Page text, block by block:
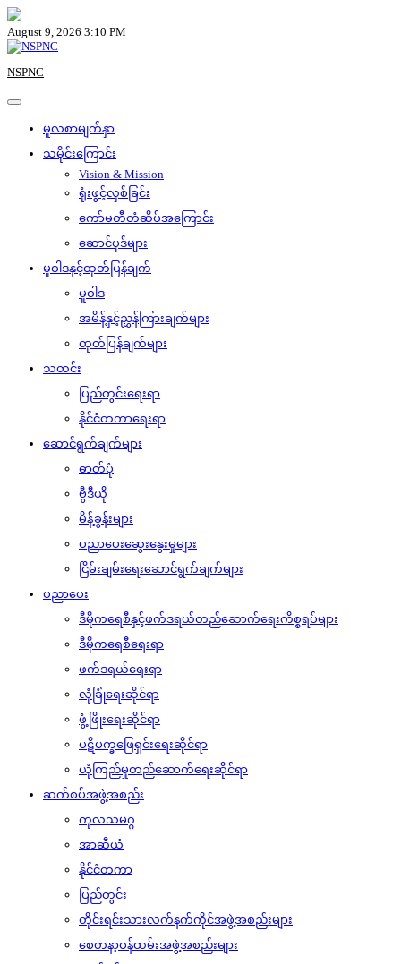
Skip
to
content
August 9, 2026 3:10 PM
NSPNC
မူလစာမျက်နှာ
သမိုင်းကြောင်း
Vision & Mission
ရုံးဖွင့်လှစ်ခြင်း
ကော်မတီတံဆိပ်အကြောင်း
ဆောင်ပုဒ်များ
မူဝါဒနှင့်ထုတ်ပြန်ချက်
မူဝါဒ
အမိန့်နှင့်ညွှန်ကြားချက်များ
ထုတ်ပြန်ချက်များ
သတင်း
ပြည်တွင်းရေးရာ
နိုင်ငံတကာရေးရာ
ဆောင်ရွက်ချက်များ
ဓာတ်ပုံ
ဗွီဒီယို
မိန့်ခွန်းများ
ပညာပေးဆွေးနွေးမှုများ
ငြိမ်းချမ်းရေးဆောင်ရွက်ချက်များ
ပညာပေး
ဒီမိုကရေစီနှင့်ဖက်ဒရယ်တည်ဆောက်‌ရေးကိစ္စရပ်များ
ဒီမိုကရေစီရေးရာ
ဖက်ဒရယ်ရေးရာ
လုံခြုံရေးဆိုင်ရာ
ဖွံ့ဖြိုးရေးဆိုင်ရာ
ပဋိပက္ခဖြေရှင်းရေးဆိုင်ရာ
ယုံကြည်မှုတည်ဆောက်ရေးဆိုင်ရာ
ဆက်စပ်အဖွဲ့အစည်း
ကုလသမဂ္ဂ
အာဆီယံ
နိုင်ငံတကာ
ပြည်တွင်း
တိုင်းရင်းသားလက်နက်ကိုင်အဖွဲ့အစည်းများ
စေတနာ့ဝန်ထမ်းအဖွဲ့အစည်းများ